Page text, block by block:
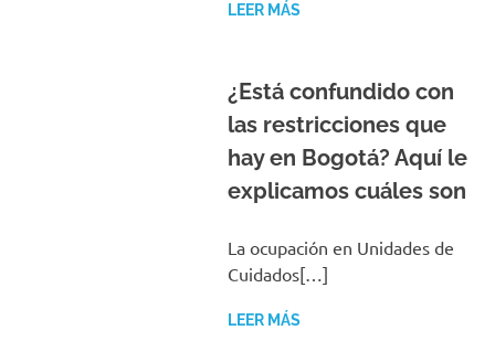
LEER MÁS
¿Está confundido con
las restricciones que
hay en Bogotá? Aquí le
explicamos cuáles son
La ocupación en Unidades de
Cuidados[…]
LEER MÁS